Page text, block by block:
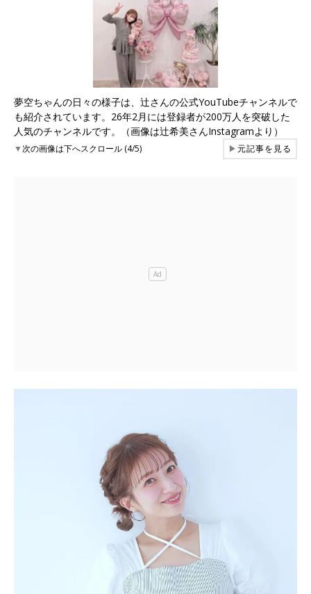
夢空ちゃんの日々の様子は、辻さんの公式YouTubeチャンネルで
も紹介されています。26年2月には登録者が200万人を突破した
人気のチャンネルです。（画像は辻希美さんInstagramより）
▼次の画像は下へスクロール (4/5) ▶元記事を見る